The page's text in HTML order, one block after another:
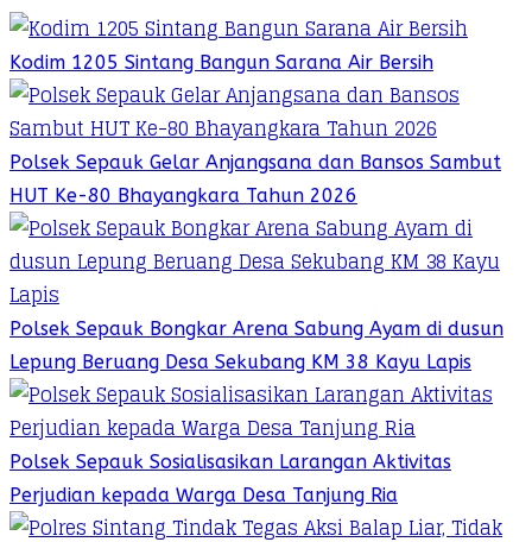
Kodim 1205 Sintang Bangun Sarana Air Bersih
Polsek Sepauk Gelar Anjangsana dan Bansos Sambut
HUT Ke-80 Bhayangkara Tahun 2026
Polsek Sepauk Bongkar Arena Sabung Ayam di dusun
Lepung Beruang Desa Sekubang KM 38 Kayu Lapis
Polsek Sepauk Sosialisasikan Larangan Aktivitas
Perjudian kepada Warga Desa Tanjung Ria